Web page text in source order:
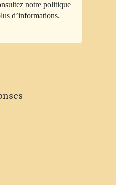
notre politique
d’informations.